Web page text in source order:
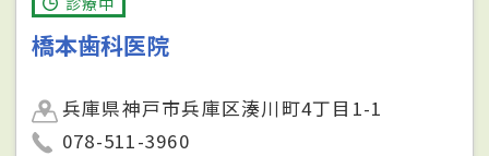
橋本歯科医院
兵庫県神戸市兵庫区湊川町4丁目1-1
078-511-3960